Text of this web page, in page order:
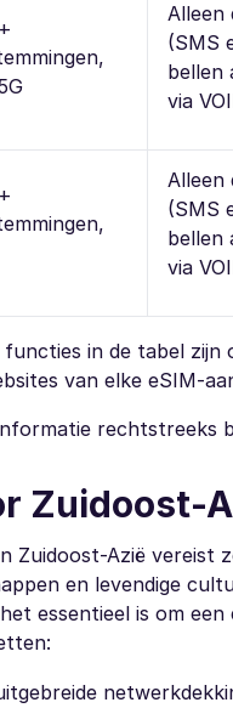
Alleen
(SMS
bellen
via
Alleen
(SMS
bellen
via
in de tabel
van elke eSIM-
rechtstreeks
Zuidoost-
Zuidoost-Azië vereist
en levendige
essentieel is om